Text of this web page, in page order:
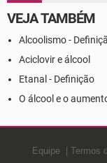
VEJA TAMBÉM
Alcoolismo -
Aciclovir e álcool
Etanal - Definição
O álcool e o
Equipe Termos